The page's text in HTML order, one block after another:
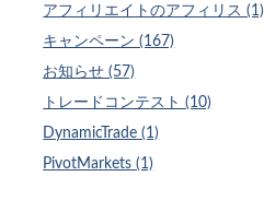
アフィリエイトのアフィリス (1)
キャンペーン (167)
お知らせ (57)
トレードコンテスト (10)
DynamicTrade (1)
PivotMarkets (1)